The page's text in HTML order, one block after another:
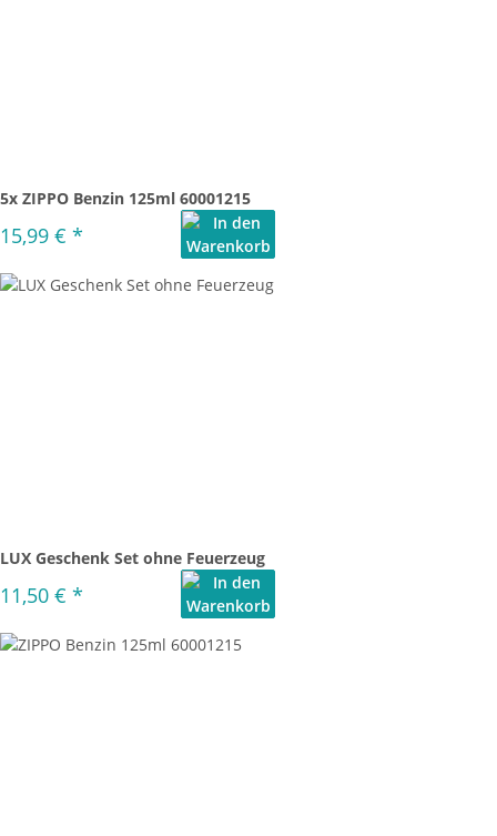
5x ZIPPO Benzin 125ml 60001215
15,99 € *
LUX Geschenk Set ohne Feuerzeug
11,50 € *